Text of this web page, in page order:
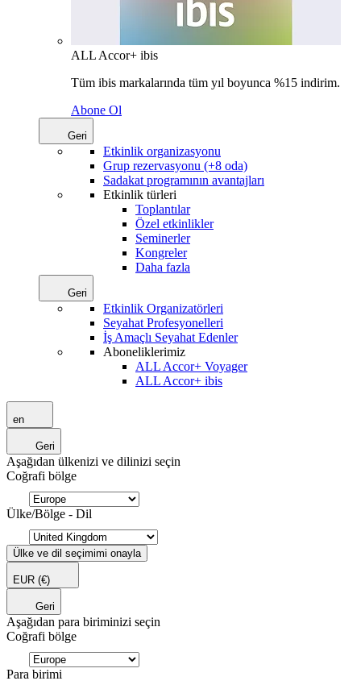
ALL Accor+ ibis
Tüm ibis markalarında tüm yıl boyunca %15 indirim.
Abone Ol
Geri
Etkinlik organizasyonu
Grup rezervasyonu (+8 oda)
Sadakat programının avantajları
Etkinlik türleri
Toplantılar
Özel etkinlikler
Seminerler
Kongreler
Daha fazla
Geri
Etkinlik Organizatörleri
Seyahat Profesyonelleri
İş Amaçlı Seyahat Edenler
Aboneliklerimiz
ALL Accor+ Voyager
ALL Accor+ ibis
en
Geri
Aşağıdan ülkenizi ve dilinizi seçin
Coğrafi bölge
Ülke/Bölge - Dil
Ülke ve dil seçimimi onayla
EUR (€)
Geri
Aşağıdan para biriminizi seçin
Coğrafi bölge
Para birimi